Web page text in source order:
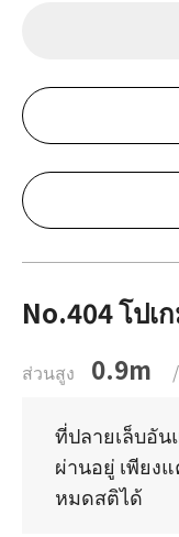
No.404 โปเ
ส่วนสูง 0.9m /
ที่ปลายเล็บอั
ผ่านอยู่ เพียง
หมดสติได้